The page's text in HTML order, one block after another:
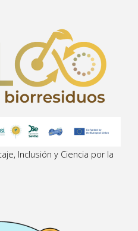
Inclusión y Ciencia por la